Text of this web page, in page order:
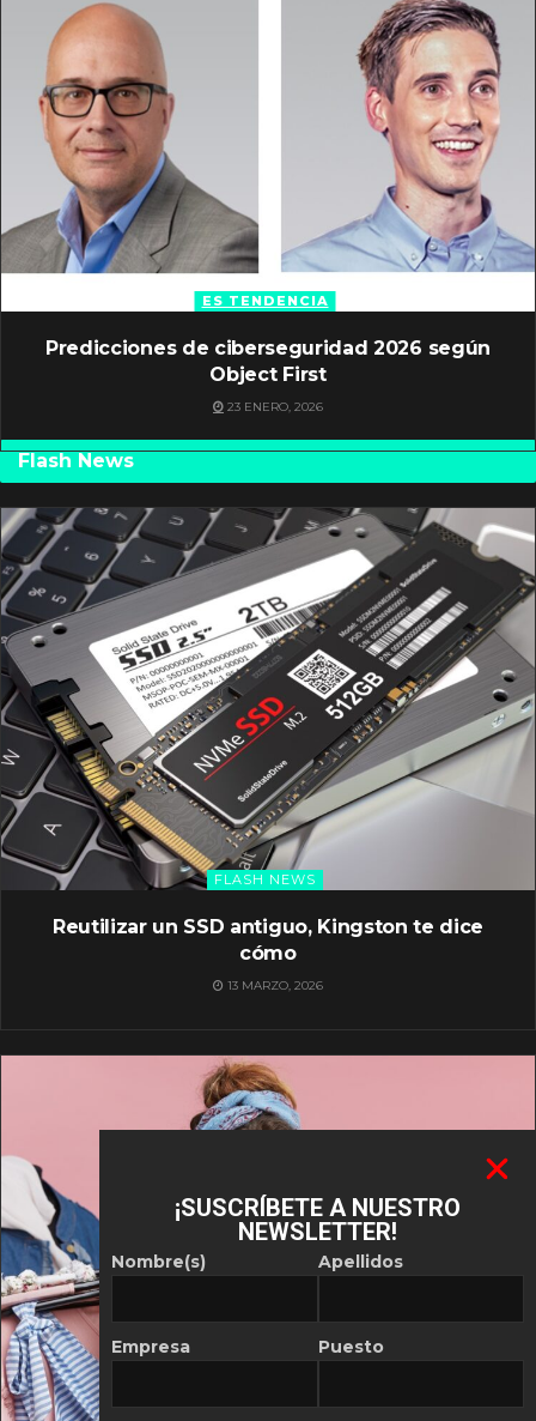
ES TENDENCIA
Predicciones de ciberseguridad 2026 según
Object First
23 ENERO, 2026
Flash News
FLASH NEWS
Reutilizar un SSD antiguo, Kingston te dice
cómo
13 MARZO, 2026
¡SUSCRÍBETE A NUESTRO
NEWSLETTER!
Nombre(s)
Empresa
Apellidos
Puesto